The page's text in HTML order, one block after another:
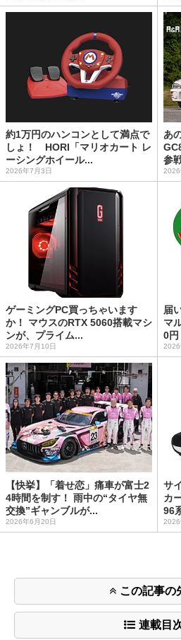
約1万円のハンコンとして満点で
しょ！ HORI「マリオカート レ
ーシングホイール...
2026年7月3日
あ
参
2026
ゲーミングPC買っちゃいます
か！ マウスのRTX 5060搭載マシ
ンが、プライム...
2026年7月10日
届
マ
0
2026
【快挙】「着せ恋」痛車が富士2
4時間を制す！ 雨中の“タイヤ無
交換”ギャンブルが...
2026年6月20日
サ
カ
96
2026
この記事の
連載目